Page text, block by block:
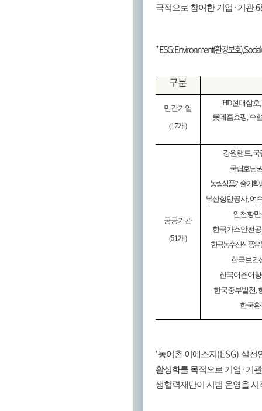
극적으로 참여한 기업 · 기관
* ESG : Environment(환경보호), Social(
구분
민간기업
(17개)
HD현대삼호,
롯데홈쇼핑,수
공공기관
(51개)
강원랜드,국
국립호남
농림식품기술기획
부산항만공사,여
인천항
한국가스안전
한국농수산식품유
한국보건
한국어촌어
한국중부발전,
한국
‘농어촌 이에스지 (ESG) 실천
활성화를 목적으로 기업 · 기
생협력재단이 시범 운영을 시